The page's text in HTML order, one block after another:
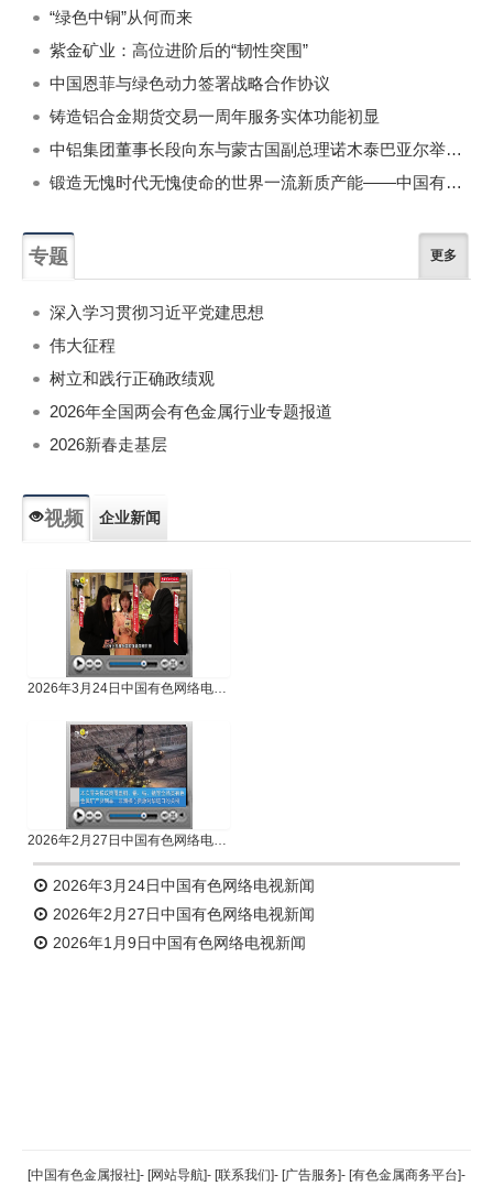
“绿色中铜”从何而来
紫金矿业：高位进阶后的“韧性突围”
中国恩菲与绿色动力签署战略合作协议
铸造铝合金期货交易一周年服务实体功能初显
中铝集团董事长段向东与蒙古国副总理诺木泰巴亚尔举行会谈
锻造无愧时代无愧使命的世界一流新质产能——中国有色金属工业的战略应对与破局之道（二）
专题 更多
深入学习贯彻习近平党建思想
伟大征程
树立和践行正确政绩观
2026年全国两会有色金属行业专题报道
2026新春走基层
视频 企业新闻
2026年3月24日中国有色网络电视新闻
2026年2月27日中国有色网络电视新闻
2026年3月24日中国有色网络电视新闻
2026年2月27日中国有色网络电视新闻
2026年1月9日中国有色网络电视新闻
返回顶部
[中国有色金属报社]- [网站导航]- [联系我们]- [广告服务]- [有色金属商务平台]-